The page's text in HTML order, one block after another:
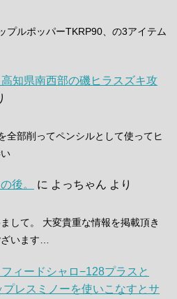
プルポッパーTKRP90、の3アイテム
高知県南西部の磯ヒラスズキ攻
全部削ってペンシルとして使ってヒ
後。 に よっちゃん より
して。 大変貴重な情報を掲載頂き
います…
フィードシャロ−128プラスと
レスミノーを使いこなすとサ